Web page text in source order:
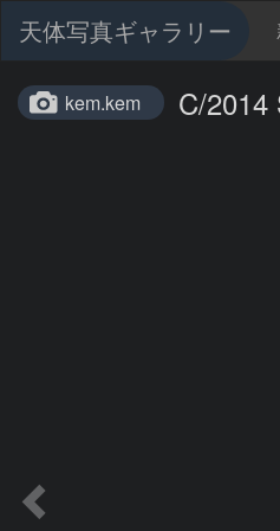
天体写真ギャラリー
kem.kem C/2014